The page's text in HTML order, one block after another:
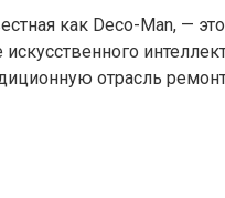
как Deco-Man, —
искусственного
отрасль